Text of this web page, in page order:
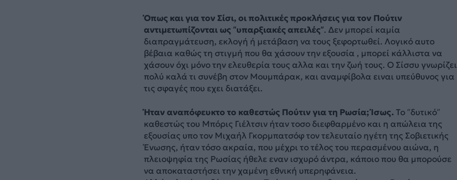
Όπως και για τον Σίσι, οι πολιτικές προκλήσεις για τον Πούτιν
αντιμετωπίζονται ως “υπαρξιακές απειλές”. Δεν μπορεί καμία
διαπραγμάτευση, εκλογή ή μετάβαση να τους ξεφορτωθεί. Λογικό αυτο
βέβαια καθώς τη στιγμή που θα χάσουν την εξουσία , μπορεί κάλλιστα να
χάσουν όχι μόνο την ελευθερία τους αλλα και την ζωή τους. Ο Σίσσυ γνωρίζει
πολύ καλά τι συνέβη στον Μουμπάρακ, και αναμφίβολα ειναι υπεύθυνος για
τις σφαγές που εχει διατάξει.
Ήταν αναπόφευκτο το καθεστώς Πούτιν για τη Ρωσία; Ίσως. Το “δυτικό”
καθεστώς του Μπόρις Γιέλτσιν ήταν τοσο διεφθαρμένο και η απώλεια της
εξουσίας υπο τον Μιχαήλ Γκορμπατσόφ τον τελευταίο ηγέτη της Σοβιετικής
Ένωσης, ήταν τόσο ακραία, που μέχρι το τέλος του περασμένου αιώνα, η
πλειοψηφία της Ρωσίας ήθελε εναν ισχυρό άντρα, κάποιο που θα μπορούσε
να αποκαταστήσει την χαμένη εθνική υπερηφάνεια.